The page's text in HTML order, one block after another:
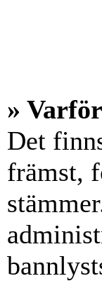
»
Det
främst,